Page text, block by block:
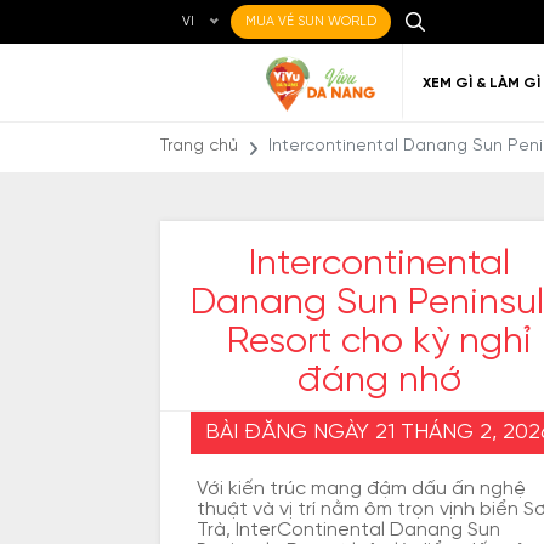
VI MUA VÉ SUN WORLD
XEM GÌ & LÀM GÌ
Điểm đến yêu thích Nghệ thuật
Về Đà Nẵng Đi đến Đà Nẵng
Di
Ẩm thực Địa phương Địa điểm ăn uống
Trang chủ Intercontinental Danang Sun
Intercontinental
Danang Sun
Resort cho kỳ nghỉ
đáng nhớ
BÀI ĐĂNG NGÀY 21 THÁNG 2,
Với kiến trúc mang đậm dấu ấn nghệ
thuật và vị trí nằm ôm trọn vịnh biển
Trà, InterContinental Danang Sun